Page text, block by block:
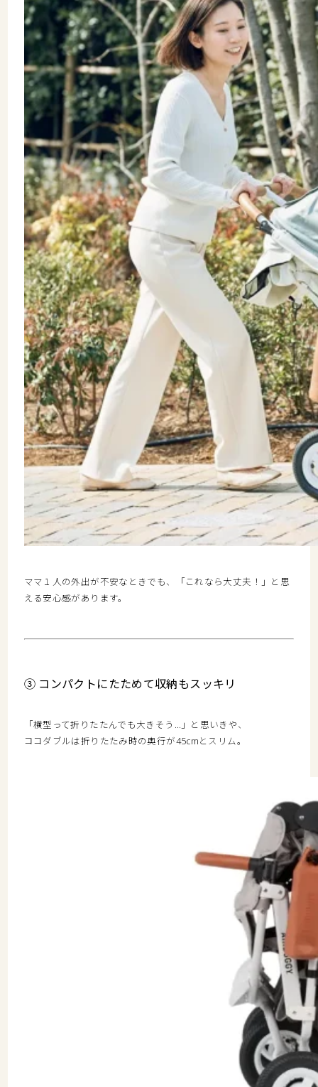
ママ１人の外出が不安なときでも、「これなら大丈夫！」と思
える安心感があります。
③ コンパクトにたためて収納もスッキリ
「横型って折りたたんでも大きそう…」と思いきや、
ココダブルは折りたたみ時の奥行が45cmとスリム。